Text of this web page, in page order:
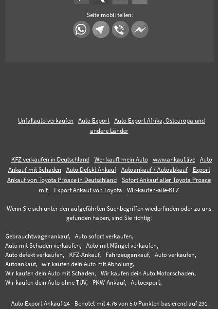
Seite mobil teilen:
Unfallauto verkaufen Auto Export
Auto Export Afrika, Osteuropa und
andere Länder
KFZ verkaufen in Deutschland Wer kauft mein Auto www.ankauf.live
Auto
Ankauf mit Schaden
Auto Defekt Ankauf Autoankauf / Autoabkauf
Export
Ankauf von Toyota Proace in Deutschland
Sofort Ankauf aller Toyota Proace
mit
Export Ankauf von Toyota Wir-kaufen-alle-KFZ
Wenn Sie sich unter den aufgeführten Suchbegriffen wiederfinden oder zu uns
gefunden haben, sind Sie richtig:
Gebrauchtwagenankauf,
Auto sofort verkaufen,
Auto mit Schaden verkaufen,
Auto mit Mängel verkaufen,
Auto defekt verkaufen,
KFZ-Ankauf, Fahrzeugankauf,
Auto verkaufen,
Autoankauf,
wir kaufen dein Auto mit Abholung,
Wir kaufen dein Auto mit Schaden,
Wir kaufen dein Auto Motorschaden,
Wir kaufen dein Auto ohne TÜV,
PKW-Ankauf, Autoexport,
Auto Export Ankauf 24- Benotet mit 4.76von 5.0 Punkten basierend auf 291